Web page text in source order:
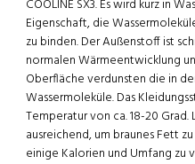
COOLINE SX3. Es wird kurz in
Eigenschaft, die
zu binden. Der Außenstoff ist
normalen Wärmeentwicklung
Oberfläche verdunsten die in
Wassermoleküle. Das
Temperatur von ca. 18-20
ausreichend, um braunes Fett
einige Kalorien und Umfang zu